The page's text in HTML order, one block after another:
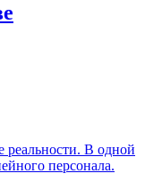
реальности. В одной
персонала.